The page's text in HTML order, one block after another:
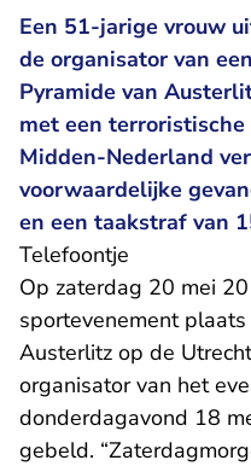
Een 51-jarige vrouw
de organisator van
Pyramide van
met een
Midden-Nederland
voorwaardelijke
en een taakstraf van
Telefoontje
Op zaterdag 20 mei
sportevenement
Austerlitz op de
organisator van het
donderdagavond 18
gebeld.